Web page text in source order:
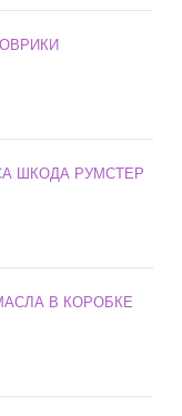
ШКОДА РУМСТЕР
В КОРОБКЕ